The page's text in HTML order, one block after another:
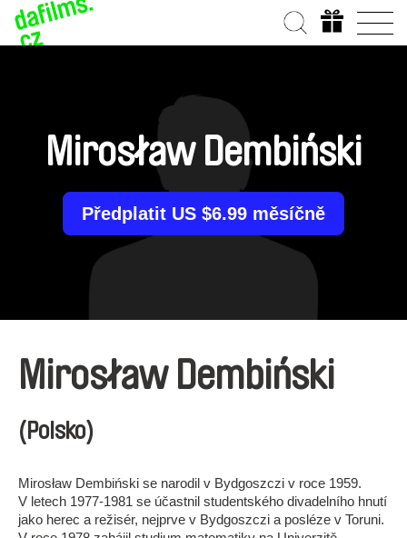
Mirosław Dembiński
Předplatit US $6.99 měsíčně
Mirosław Dembiński
(Polsko)
Mirosław Dembiński se narodil v Bydgoszczi v roce 1959.
V letech 1977-1981 se účastnil studentského divadelního hnutí
jako herec a režisér, nejprve v Bydgoszczi a posléze v Toruni.